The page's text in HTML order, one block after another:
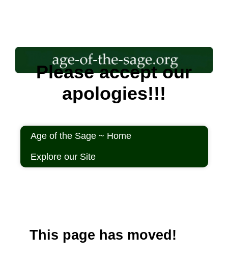
Please accept our
apologies!!!
Age of the Sage ~ Home
Explore our Site
This page has moved!